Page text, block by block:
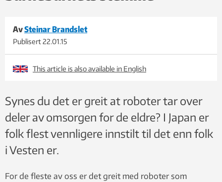
AvSteinar Brandslet
Publisert22.01.15
This article is also available in English
Synes du det er greit at roboter tar over
deler av omsorgen for de eldre? I Japan er
folk flest vennligere innstilt til det enn folk
i Vesten er.
For de fleste av oss er det greit med roboter som